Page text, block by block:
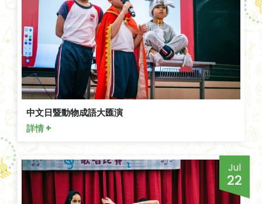
中文日暨動物成語大匯演
詳情 +
Jul
22